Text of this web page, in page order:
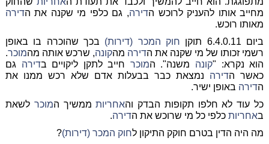
מחייב אותו להעניק לרוכש הדירה, גם כלפי מי שקנה את הדירה
מאותו רוכש.
ביום 6.4.0.11 תוקן
חוק המכר (דירות) בכך שהוכרה בו באופן
רשמי זכותו של מי שקנה את הדירה מהקונה, שרכש אותה מהמוכר.
הוא נקרא: "קונה משנה". המוכר חייב לתקן ליקויים בדירה גם
כאשר הדירה נמצאת כבר בבעלות אדם שלא רכש ממנו את
הדירה באופן ישיר.
כל עוד לא חלפו תקופות הבדק והאחריותממשיך המוכר לשאת
באחריותכלפי כל מי שרוכש את הדירה.
מה היה הדין בטרם חוקק התיקון לחוק המכר (דירות)?